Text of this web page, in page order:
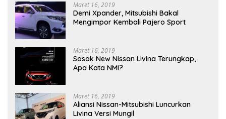
Maret 16, 2019
Demi Xpander, Mitsubishi Bakal
Mengimpor Kembali Pajero Sport
Maret 16, 2019
Sosok New Nissan Livina Terungkap,
Apa Kata NMI?
Maret 16, 2019
Aliansi Nissan-Mitsubishi Luncurkan
Livina Versi Mungil